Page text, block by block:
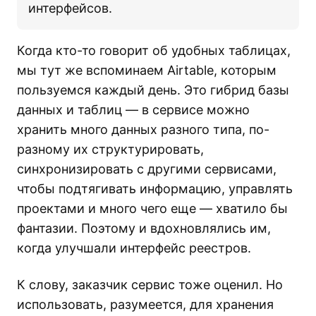
интерфейсов.
Когда кто-то говорит об удобных таблицах,
мы тут же вспоминаем Airtable, которым
пользуемся каждый день. Это гибрид базы
данных и таблиц — в сервисе можно
хранить много данных разного типа, по-
разному их структурировать,
синхронизировать с другими сервисами,
чтобы подтягивать информацию, управлять
проектами и много чего еще — хватило бы
фантазии. Поэтому и вдохновлялись им,
когда улучшали интерфейс реестров.
К слову, заказчик сервис тоже оценил. Но
использовать, разумеется, для хранения